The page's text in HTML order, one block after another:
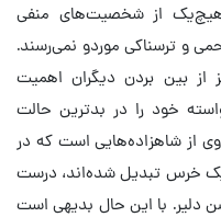
از شخصیت‌های منفی
و ترسناکی موردو نمی‌رسند.
بین بردن دیگران اهمیت
خود را در بدترین حالت
از شاهزاده‌هایی است که در
یک خرس تبدیل شده‌اند، درست
دلیر. با این حال بدیهی است